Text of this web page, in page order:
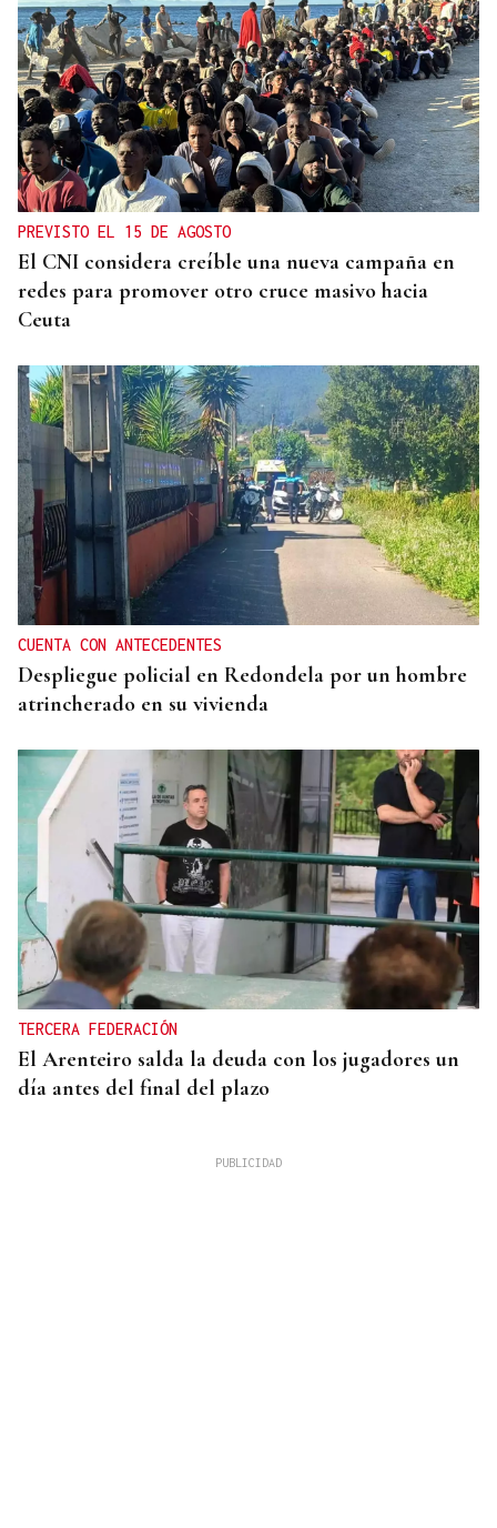
INMOBILIARIA
República Dominicana irrumpe entre los grandes
destinos costeros del lujo inmobiliario
PREVISTO EL 15 DE AGOSTO
El CNI considera creíble una nueva campaña en
redes para promover otro cruce masivo hacia
Ceuta
CUENTA CON ANTECEDENTES
Despliegue policial en Redondela por un hombre
atrincherado en su vivienda
TERCERA FEDERACIÓN
El Arenteiro salda la deuda con los jugadores un
día antes del final del plazo